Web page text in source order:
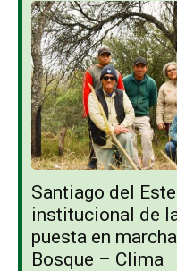
Santiago del
institucional de
puesta en
Bosque – Clima